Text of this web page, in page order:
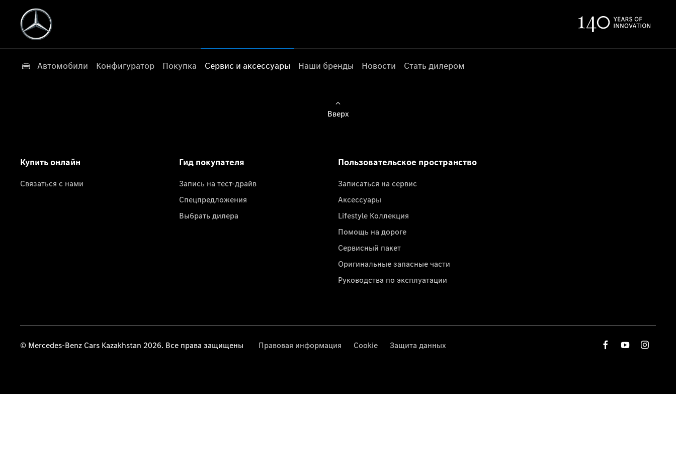
Автомобили Конфигуратор Покупка Сервис и аксессуары Наши бренды Новости Стать дилером
Вверх
Купить онлайн
Связаться с нами
Гид покупателя
Запись на тест-драйв
Спецпредложения
Выбрать дилера
Пользовательское пространство
Записаться на сервис
Аксессуары
Lifestyle Коллекция
Помощь на дороге
Сервисный пакет
Оригинальные запасные части
Руководства по эксплуатации
© Mercedes-Benz Cars Kazakhstan 2026. Все права защищены Правовая информация Cookie Защита данных